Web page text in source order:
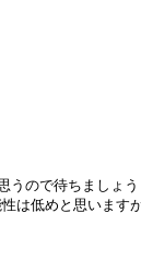
うので待ちましょう
は低めと思います